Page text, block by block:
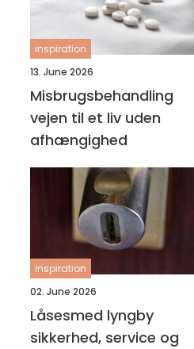
inspiration
13. June 2026
Misbrugsbehandling
vejen til et liv uden
afhængighed
inspiration
02. June 2026
Låsesmed lyngby
sikkerhed, service og